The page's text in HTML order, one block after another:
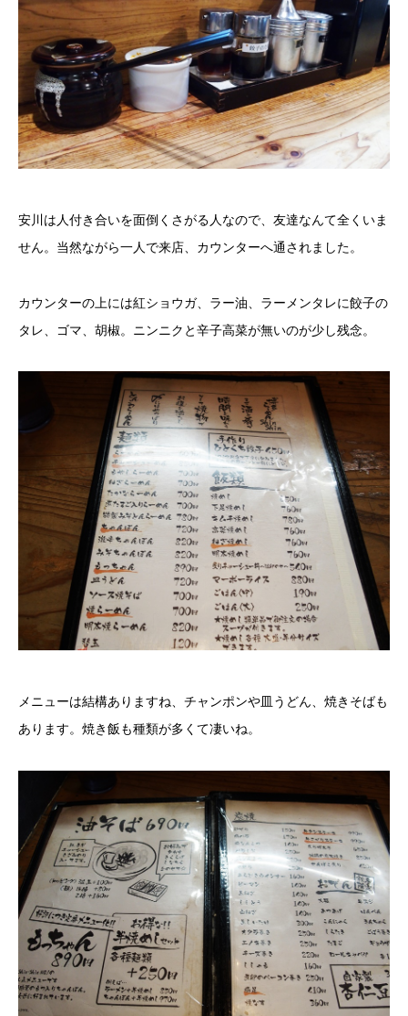
安川は人付き合いを面倒くさがる人なので、友達なんて全くいま
せん。当然ながら一人で来店、カウンターへ通されました。
カウンターの上には紅ショウガ、ラー油、ラーメンタレに餃子の
タレ、ゴマ、胡椒。ニンニクと辛子高菜が無いのが少し残念。
メニューは結構ありますね、チャンポンや皿うどん、焼きそばも
あります。焼き飯も種類が多くて凄いね。